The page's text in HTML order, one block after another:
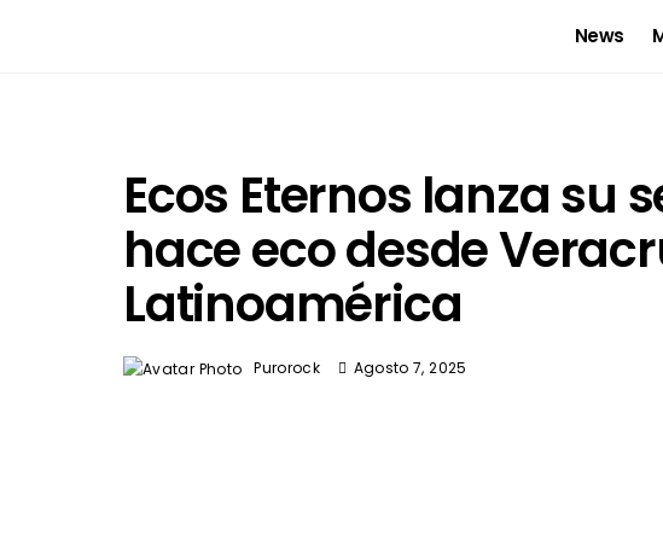
News
Ecos Eternos lanza su
hace eco desde
Latinoamérica
Purorock Agosto 7, 2025